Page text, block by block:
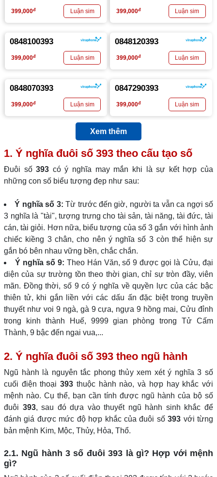
399,000đ 399,000đ
0848100393
399,000đ
0848120393
399,000đ
0848070393
399,000đ
0847290393
399,000đ
Xem thêm
1. Ý nghĩa đuôi số 393 theo cấu tạo số
Đuôi số393 có ý nghĩa may mắn khi là sự kết hợp của
những con số biểu tượng đẹp như sau:
Ý nghĩa số 3: Từ trước đến giờ, người ta vẫn ca ngợi số
3 nghĩa là "tài", tượng trưng cho tài sản, tài năng, tài đức, tài
cán, tài giỏi. Hơn nữa, biểu tượng của số 3 gắn với hình ảnh
chiếc kiềng 3 chân, cho nên ý nghĩa số 3 còn thể hiện sự
gắn bó bên nhau vững bền, chắc chắn.
Ý nghĩa số 9: Theo Hán Văn, số 9 được gọi là Cửu, đại
diện của sự trường tồn theo thời gian, chỉ sự tròn đầy, viên
mãn. Đồng thời, số 9 có ý nghĩa về quyền lực của các bậc
thiên tử, khi gắn liền với các dấu ấn đặc biệt trong truyền
thuyết như voi 9 ngà, gà 9 cựa, ngựa 9 hồng mai, Cửu đỉnh
trong kinh thành Huế, 9999 gian phòng trong Tử Cấm
Thành, 9 bậc đến ngai vua,...
2. Ý nghĩa đuôi số 393 theo ngũ hành
Ngũ hành là nguyên tắc phong thủy xem xét ý nghĩa 3 số
cuối điện thoại393 thuộc hành nào, và hợp hay khắc với
mệnh nào. Cụ thể, bạn cần tính được ngũ hành của bộ số
đuôi 393, sau đó dựa vào thuyết ngũ hành sinh khắc để
đánh giá được mức độ hợp khắc của đuôi số393 với từng
bản mệnh Kim, Mộc, Thủy, Hỏa, Thổ.
2.1. Ngũ hành 3 số đuôi 393 là gì? Hợp với mệnh
gì?